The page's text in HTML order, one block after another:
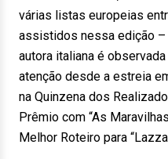
várias listas europeias
assistidos nessa edição –
autora italiana é
atenção desde a estreia
na Quinzena dos
Prêmio com “As
Melhor Roteiro para